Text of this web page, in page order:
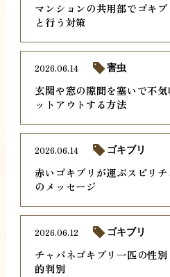
マンションの共用部でゴキ
と行う対策
玄関や窓の隙間を塞いで不
ットアウトする方法
2026.06.14 害虫
赤いゴキブリが運ぶスピリ
のメッセージ
2026.06.14 ゴキブリ
チャバネゴキブリ一匹の性
的判別
2026.06.12 ゴキブリ